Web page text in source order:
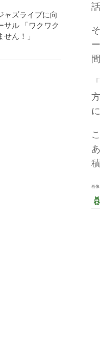
画像
ャズライブに向
サル 「ワクワク
ん！」